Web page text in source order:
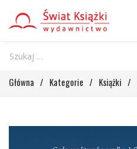
Główna / Kategorie / Książki /